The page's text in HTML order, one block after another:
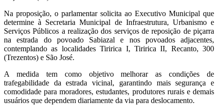
Na proposição, o parlamentar solicita ao Executivo Municipal que
determine à Secretaria Municipal de Infraestrutura, Urbanismo e
Serviços Públicos a realização dos serviços de reposição de piçarra
na estrada do povoado Sabiazal e nos povoados adjacentes,
contemplando as localidades Tiririca I, Tiririca II, Recanto, 300
(Trezentos) e São José.
A medida tem como objetivo melhorar as condições de
trafegabilidade da estrada vicinal, garantindo mais segurança e
comodidade para moradores, estudantes, produtores rurais e demais
usuários que dependem diariamente da via para deslocamento.